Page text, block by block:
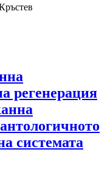
регенерация
системата